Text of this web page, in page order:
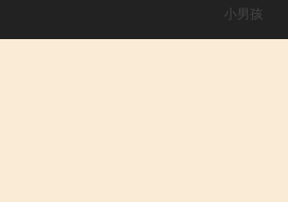
小男孩